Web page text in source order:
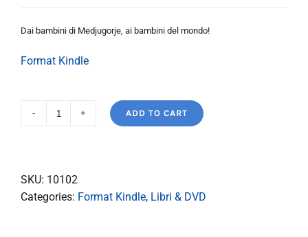
Dai bambini di Medjugorje, ai bambini del mondo!
Format Kindle
Cari
quantity
ADD TO CART
SKU: 10102
Categories: Format Kindle, Libri & DVD